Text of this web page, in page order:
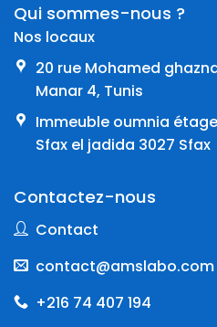
Qui sommes-nous ?
Nos locaux
20 rue Mohamed
Manar 4, Tunis
Immeuble oumnia
Sfax el jadida 3027 Sfax
Contactez-nous
Contact
contact@amslabo.com
+216 74 407 194